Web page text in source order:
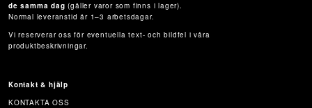
de samma dag(gäller varor som finns i lager).
Normal leveranstid är 1–3 arbetsdagar.
Vi reserverar oss för eventuella text- och bildfel i våra
produktbeskrivningar.
Kontakt & hjälp
KONTAKTA OSS